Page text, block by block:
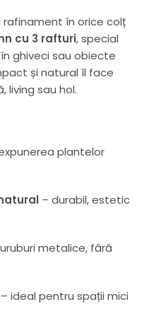
în orice colț
cu 3 rafturi, special
ghiveci sau obiecte
și natural îl face
living sau hol.
plantelor
– durabil, estetic
metalice, fără
– ideal pentru spații mici